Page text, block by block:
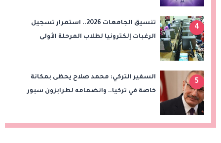
4
تنسيق الجامعات 2026.. استمرار تسجيل
الرغبات إلكترونيا لطلاب المرحلة الأولى
5
السفير التركي: محمد صلاح يحظى بمكانة
خاصة في تركيا.. وانضمامه لطرابزون سبور